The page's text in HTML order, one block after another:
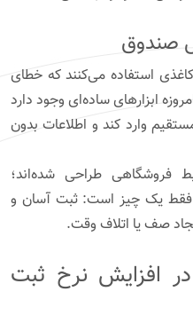
صندوق
استفاده می‌کنند که خطای
ابزارهای ساده‌ای وجود دارد
وارد کند و اطلاعات بدون
فروشگاهی طراحی شده‌اند؛
یک چیز است: ثبت آسان و
صف یا اتلاف وقت.
افزایش نرخ ثبت